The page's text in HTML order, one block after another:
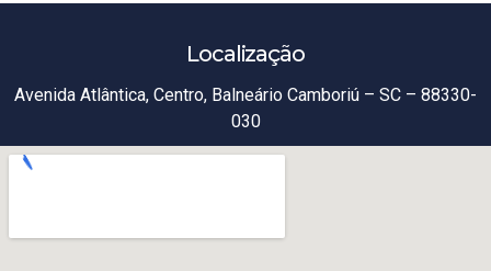
Localização
Avenida Atlântica, Centro, Balneário Camboriú – SC – 88330-
030